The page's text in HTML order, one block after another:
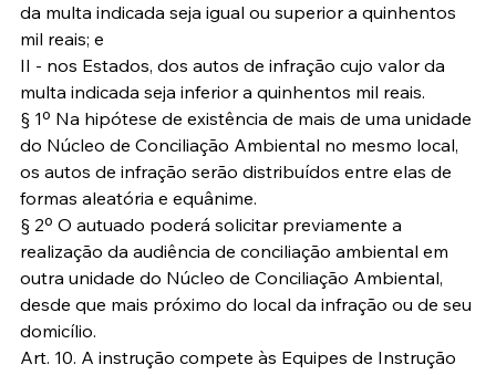
da multa indicada seja igual ou superior a quinhentos
mil reais; e
II - nos Estados, dos autos de infração cujo valor da
multa indicada seja inferior a quinhentos mil reais.
§ 1º Na hipótese de existência de mais de uma unidade
do Núcleo de Conciliação Ambiental no mesmo local,
os autos de infração serão distribuídos entre elas de
formas aleatória e equânime.
§ 2º O autuado poderá solicitar previamente a
realização da audiência de conciliação ambiental em
outra unidade do Núcleo de Conciliação Ambiental,
desde que mais próximo do local da infração ou de seu
domicílio.
Art. 10. A instrução compete às Equipes de Instrução